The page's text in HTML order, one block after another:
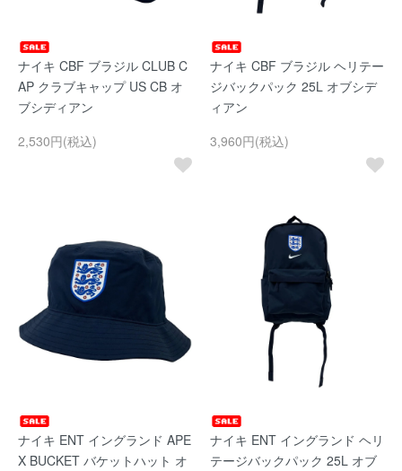
ナイキ CBF ブラジル CLUB C
AP クラブキャップ US CB オ
ブシディアン
2,530円(税込)
ナイキ CBF ブラジル ヘリテー
ジバックパック 25L オブシデ
ィアン
3,960円(税込)
ナイキ ENT イングランド APE
X BUCKET バケットハット オ
ナイキ ENT イングランド ヘリ
テージバックパック 25L オブ